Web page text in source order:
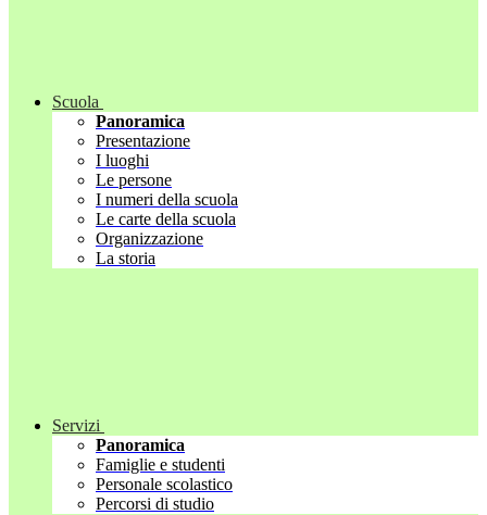
Scuola
Panoramica
Presentazione
I luoghi
Le persone
I numeri della scuola
Le carte della scuola
Organizzazione
La storia
Servizi
Panoramica
Famiglie e studenti
Personale scolastico
Percorsi di studio